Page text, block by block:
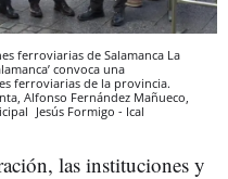
ferroviarias de Salamanca La
convoca una
ferroviarias de la provincia.
Alfonso Fernández Mañueco,
Jesús Formigo - Ical
las instituciones y